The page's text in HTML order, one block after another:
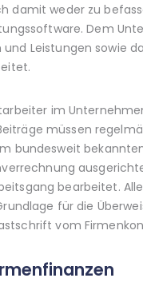
damit weder zu
Dem
Leistungen sowie
im
müssen
bundesweit
bearbeitet.
für die
vom